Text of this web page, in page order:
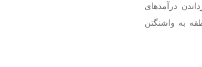
درآمدهای
به واشنگتن